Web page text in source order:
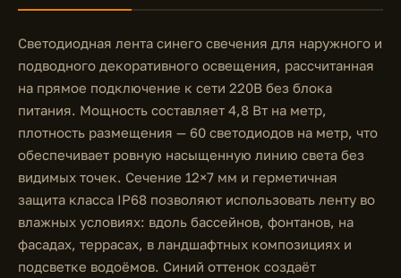
Светодиодная лента синего свечения для наружного и
подводного декоративного освещения, рассчитанная
на прямое подключение к сети 220В без блока
питания. Мощность составляет 4,8 Вт на метр,
плотность размещения — 60 светодиодов на метр, что
обеспечивает ровную насыщенную линию света без
видимых точек. Сечение 12×7 мм и герметичная
защита класса IP68 позволяют использовать ленту во
влажных условиях: вдоль бассейнов, фонтанов, на
фасадах, террасах, в ландшафтных композициях и
подсветке водоёмов. Синий оттенок создаёт